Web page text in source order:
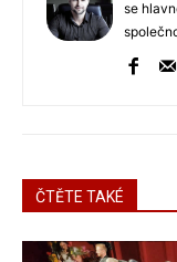
se
ČTĚTE TAKÉ